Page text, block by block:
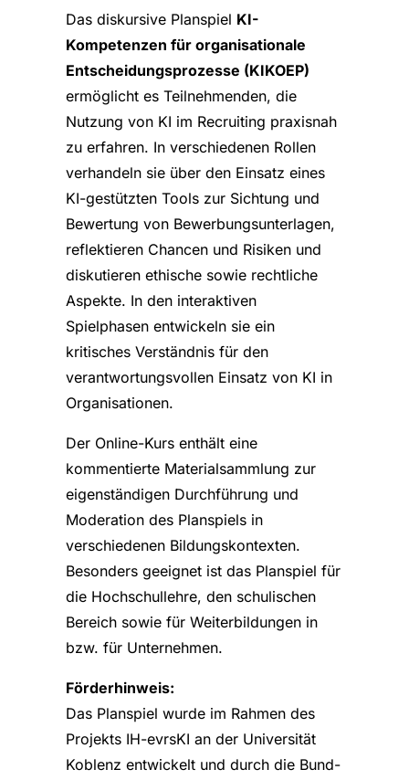
Das diskursive Planspiel KI-
Kompetenzen für organisationale
Entscheidungsprozesse (KIKOEP)
ermöglicht es Teilnehmenden, die
Nutzung von KI im Recruiting praxisnah
zu erfahren. In verschiedenen Rollen
verhandeln sie über den Einsatz eines
KI-gestützten Tools zur Sichtung und
Bewertung von Bewerbungsunterlagen,
reflektieren Chancen und Risiken und
diskutieren ethische sowie rechtliche
Aspekte. In den interaktiven
Spielphasen entwickeln sie ein
kritisches Verständnis für den
verantwortungsvollen Einsatz von KI in
Organisationen.
Der Online-Kurs enthält eine
kommentierte Materialsammlung zur
eigenständigen Durchführung und
Moderation des Planspiels in
verschiedenen Bildungskontexten.
Besonders geeignet ist das Planspiel für
die Hochschullehre, den schulischen
Bereich sowie für Weiterbildungen in
bzw. für Unternehmen.
Förderhinweis:
Das Planspiel wurde im Rahmen des
Projekts IH-evrsKI an der Universität
Koblenz entwickelt und durch die Bund-